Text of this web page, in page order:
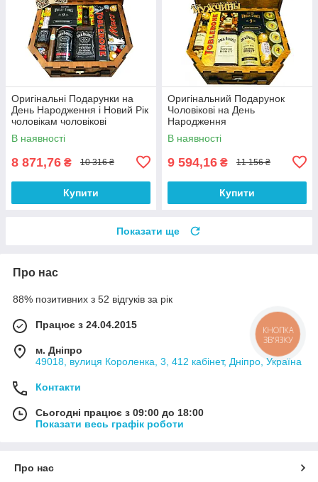
Оригінальні Подарунки на
День Народження і Новий Рік
чоловікам чоловікові
начальнику братові татові
другові
В наявності
8 871,76 ₴ 10 316 ₴
Купити
Оригінальний Подарунок
Чоловікові на День
Народження
В наявності
9 594,16 ₴ 11 156 ₴
Купити
Показати ще
Про нас
88% позитивних з 52 відгуків за рік
Працює з 24.04.2015
м. Дніпро
49018, вулиця Короленка, 3, 412 кабінет, Дніпро, Україна
Контакти
Сьогодні працює з 09:00 до 18:00
Показати весь графік роботи
Про нас
КНОПКА
ЗВ'ЯЗКУ